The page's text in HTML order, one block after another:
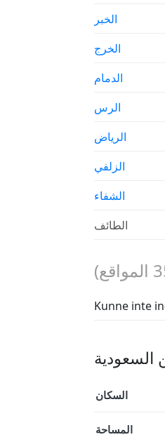
الخبر
الخرج
الدمام
الرس
الرياض
الزلفي
الشفاء
الطائف
المواقع)
Kunne inte
السكان
المساحة